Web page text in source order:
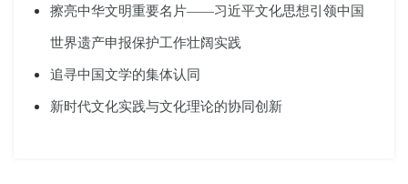
擦亮中华文明重要名片——习近平文化思想引领中国
世界遗产申报保护工作壮阔实践
追寻中国文学的集体认同
新时代文化实践与文化理论的协同创新